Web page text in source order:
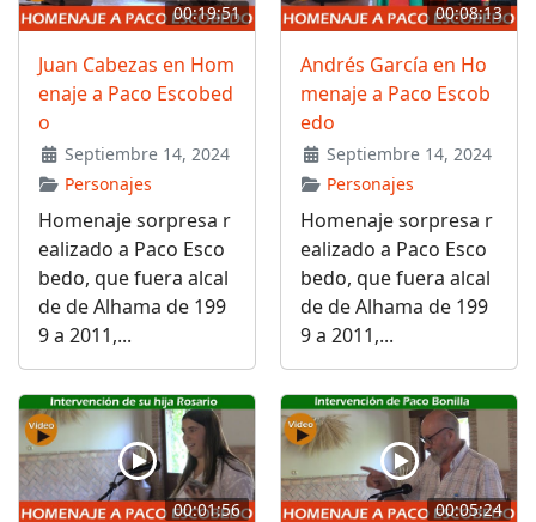
00:19:51
Juan Cabezas en Hom
enaje a Paco Escobed
o
Septiembre 14, 2024
Personajes
Homenaje sorpresa r
ealizado a Paco Esco
bedo, que fuera alcal
de de Alhama de 199
9 a 2011,...
00:08:13
Andrés García en Ho
menaje a Paco Escob
edo
Septiembre 14, 2024
Personajes
Homenaje sorpresa r
ealizado a Paco Esco
bedo, que fuera alcal
de de Alhama de 199
9 a 2011,...
00:01:56 00:05:24